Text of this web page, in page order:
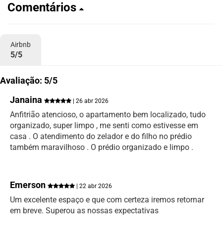
Comentários
Airbnb
5/5
Avaliação: 5/5
Janaina
| 26 abr 2026
Anfitrião atencioso, o apartamento bem localizado, tudo
organizado, super limpo , me senti como estivesse em
casa . O atendimento do zelador e do filho no prédio
também maravilhoso . O prédio organizado e limpo .
Emerson | 22 abr 2026
Um excelente espaço e que com certeza iremos retornar
em breve. Superou as nossas expectativas